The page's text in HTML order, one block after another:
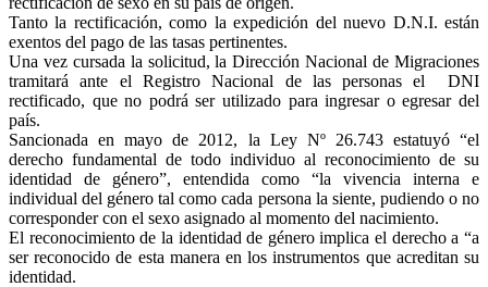
Tanto la rectificación, como la expedición del nuevo D.N.I. están
exentos del pago de las tasas pertinentes.
Una vez cursada la solicitud, la Dirección Nacional de Migraciones
tramitará ante el Registro Nacional de las personas el DNI
rectificado, que no podrá ser utilizado para ingresar o egresar del
país.
Sancionada en mayo de 2012, la Ley Nº 26.743 estatuyó “el
derecho fundamental de todo individuo al reconocimiento de su
identidad de género”, entendida como “la vivencia interna e
individual del género tal como cada persona la siente, pudiendo o no
corresponder con el sexo asignado al momento del nacimiento.
El reconocimiento de la identidad de género implica el derecho a “a
ser reconocido de esta manera en los instrumentos que acreditan su
identidad.